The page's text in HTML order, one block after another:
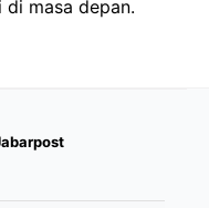
masa depan.